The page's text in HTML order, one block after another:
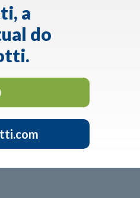
a
do